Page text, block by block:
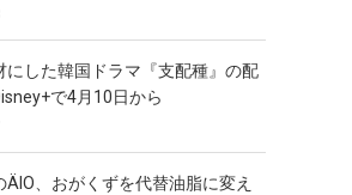
にした韓国ドラマ『支配種』の配
で4月10日から
ÄIO、おがくずを代替油脂に変え